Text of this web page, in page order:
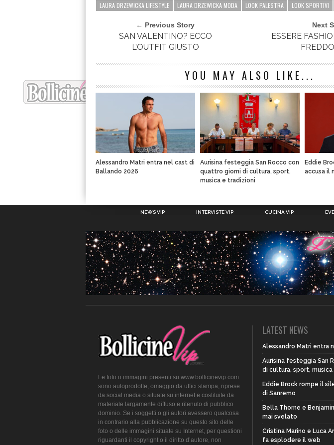
LAURA DRZEWICKA LIFESTYLE
LAURA DRZEWICKA MODA LOOK PALESTRA LOOK SPORTIVI
← Previous Story
SAN VALENTINO? ECCO
L’OUTFIT GIUSTO
Next
ESSERE
YOU MAY ALSO LIKE...
Alessandro Matri entra nel cast di
Ballando 2026
Aurisina festeggia San Rocco con
quattro giorni di cultura, sport,
musica e tradizioni
Eddie
accusa il
NEWS VIP INTERVISTE VIP CUCINA VIP
Le foto o immagini presenti su www.bollicinevip.com
sono autoprodotte, omaggio da uffici stampa, riprese
da social media o situate su internet e costituite da
materiale largamente diffuso e ritenuto di pubblico
dominio. Se i soggetti o gli autori avessero qualcosa
in contrario alla pubblicazione su questo sito delle
foto o delle immagini situate su Internet, per questioni
riguardanti il copyright o il diritto d’autore, non
LATEST NEWS
Alessandro Matri entra
Aurisina festeggia San
di cultura, sport,
Eddie Brock rompe il
di Sanremo
Bella Thorne e
mai svelato
Cristina Marino e Luca
fa esplodere il web